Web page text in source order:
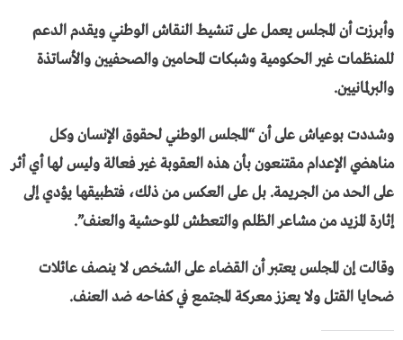
وأبرزت أن المجلس يعمل على تنشيط النقاش الوطني ويقدم الدعم
للمنظمات غير الحكومية وشبكات المحامين والصحفيين والأساتذة
والبرلمانيين.
وشددت بوعياش على أن “المجلس الوطني لحقوق الإنسان وكل
مناهضي الإعدام مقتنعون بأن هذه العقوبة غير فعالة وليس لها أي أثر
على الحد من الجريمة. بل على العكس من ذلك، فتطبيقها يؤدي إلى
إثارة المزيد من مشاعر الظلم والتعطش للوحشية والعنف”.
وقالت إن المجلس يعتبر أن القضاء على الشخص لا ينصف عائلات
ضحايا القتل ولا يعزز معركة المجتمع في كفاحه ضد العنف.